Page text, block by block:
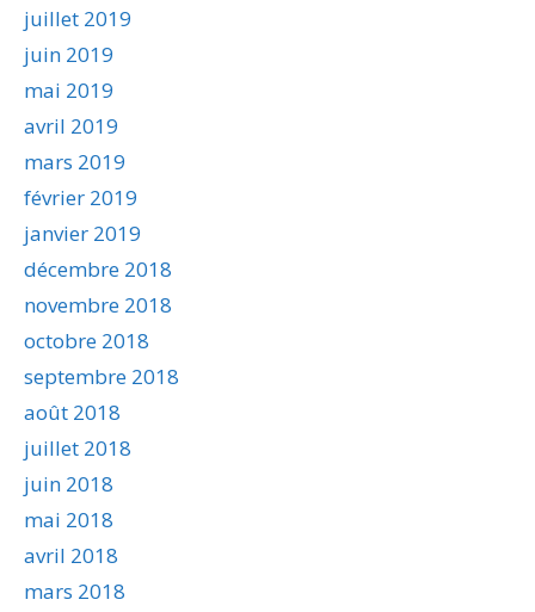
juillet 2019
juin 2019
mai 2019
avril 2019
mars 2019
février 2019
janvier 2019
décembre 2018
novembre 2018
octobre 2018
septembre 2018
août 2018
juillet 2018
juin 2018
mai 2018
avril 2018
mars 2018